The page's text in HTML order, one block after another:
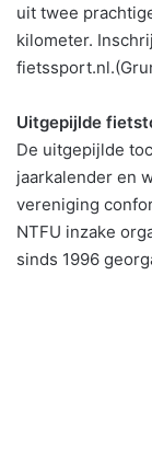
uit twee
kilometer.
Uitgepijlde
De uitgepijlde
jaarkalender en
vereniging
NTFU inzake
sinds 1996